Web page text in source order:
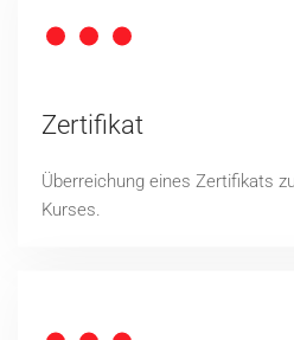
Zertifikat
Überreichung eines Zertifikats
Kurses.